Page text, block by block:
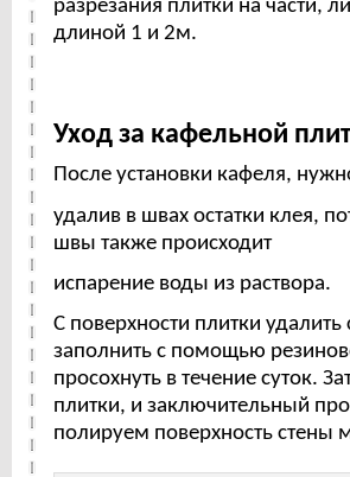
разрезания плитки на части,
длиной 1 и 2м.
Уход за кафельной
После установки кафеля,
удалив в швах остатки клея,
швы также происходит
испарение воды из раствора.
С поверхности плитки
заполнить с помощью
просохнуть в течение суток.
плитки, и заключительный
полируем поверхность